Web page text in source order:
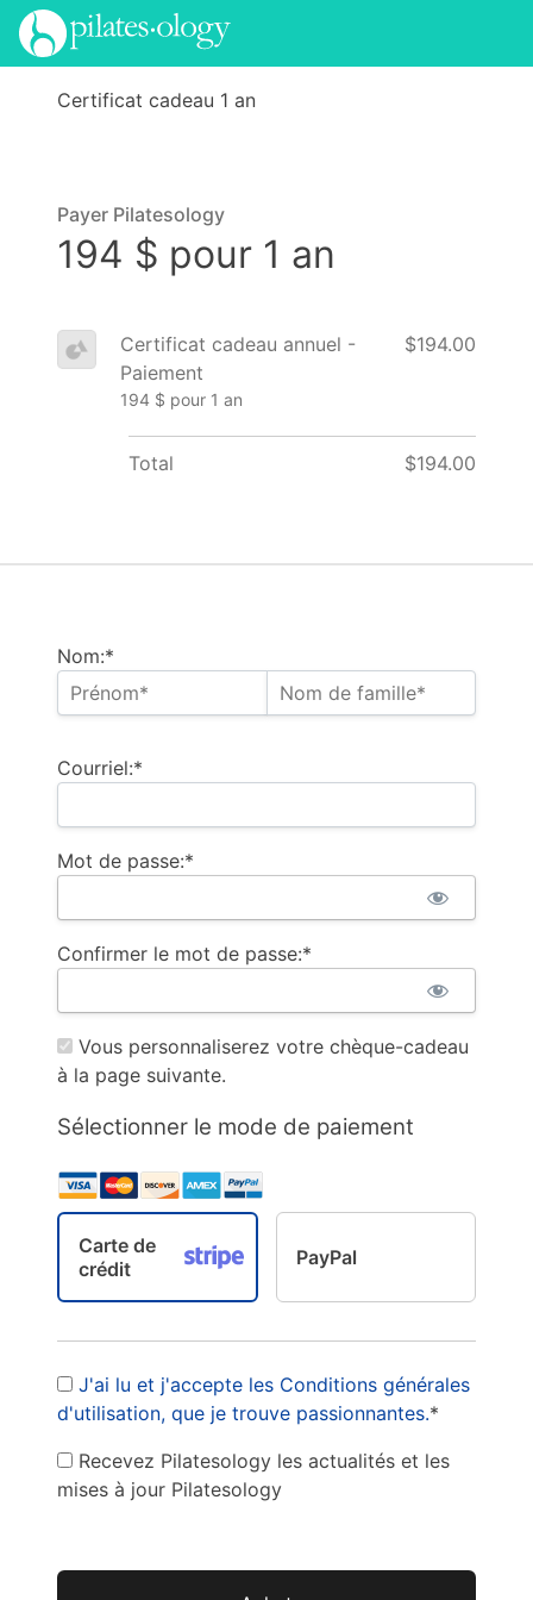
Certificat cadeau 1 an
Nom:*
Courriel:*
Mot de passe:*
Confirmer le mot de passe:*
Vous personnaliserez votre chèque-cadeau
à la page suivante.
Sélectionner le mode de paiement
Carte de
crédit
PayPal
J'ai lu et j'accepte les Conditions générales
d'utilisation, que je trouve passionnantes.*
Recevez Pilatesology les actualités et les
mises à jour Pilatesology
Pas de valeur
Payer Pilatesology
194 $ pour 1 an
Certificat cadeau annuel -
Paiement
194 $ pour 1 an
$194.00
Total $194.00